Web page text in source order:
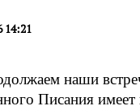
14:21
наши
Писания имеет